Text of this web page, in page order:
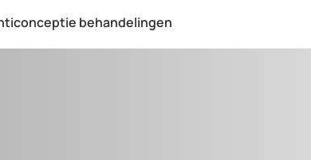
behandelingen